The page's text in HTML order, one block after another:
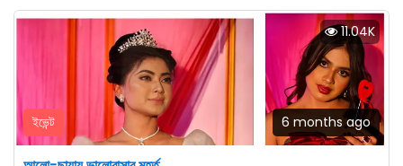
11.04K
ইভেন্ট 6 months ago